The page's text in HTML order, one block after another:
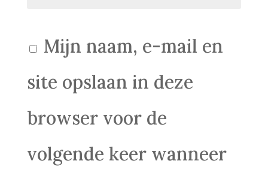
Mijn naam, e-mail en
site opslaan in deze
browser voor de
volgende keer wanneer